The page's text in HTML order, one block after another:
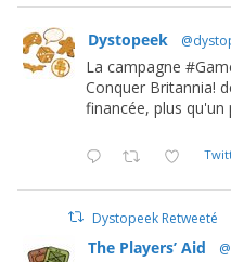
Dystopeek
La campagne
Conquer Britannia!
financée, plus
Dystopeek Retweeté
The Players’ Aid